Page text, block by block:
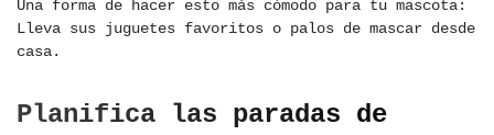
Una forma de hacer esto más cómodo para tu mascota:
Lleva sus juguetes favoritos o palos de mascar desde
casa.
Planifica las paradas de